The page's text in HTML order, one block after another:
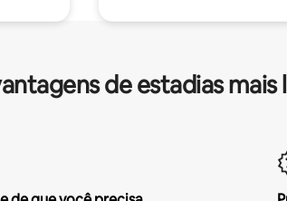
de estadias mais